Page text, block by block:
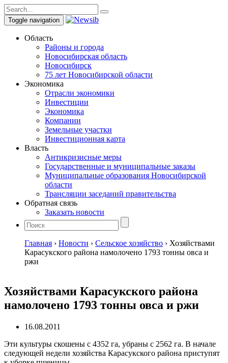
Toggle navigation
Область
Районы и города
Новосибирская область
Новосибирск
75 лет Новосибирской области
Экономика
Отрасли экономики
Инвестиции
Экономика
Компании
Земельные участки
Инвестиционная карта
Власть
Антикризисные меры
Государственные и муниципальные заказы
Муниципальные образования Новосибирской
области
Трансляции заседаний правительства
Обратная связь
Заказать новости
Главная › Новости › Сельское хозяйство › Хозяйствами
Карасукского района намолочено 1793 тонны овса и
ржи
Хозяйствами Карасукского района
намолочено 1793 тонны овса и ржи
16.08.2011
Эти культуры скошены с 4352 га, убраны с 2562 га. В начале
следующей недели хозяйства Карасукского района приступят